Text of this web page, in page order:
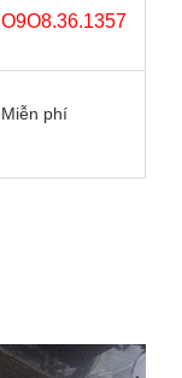
O9O8.36.1357
Miễn phí